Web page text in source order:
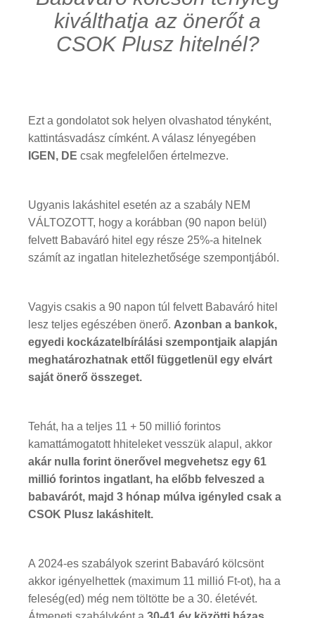
kiválthatja az önerőt a
CSOK Plusz hitelnél?
Ezt a gondolatot sok helyen olvashatod tényként,
kattintásvadász címként. A válasz lényegében
IGEN, DE csak megfelelően értelmezve.
Ugyanis lakáshitel esetén az a szabály NEM
VÁLTOZOTT, hogy a korábban (90 napon belül)
felvett Babaváró hitel egy része 25%-a hitelnek
számít az ingatlan hitelezhetősége szempontjából.
Vagyis csakis a 90 napon túl felvett Babaváró hitel
lesz teljes egészében önerő. Azonban a bankok,
egyedi kockázatelbírálási szempontjaik alapján
meghatározhatnak ettől függetlenül egy elvárt
saját önerő összeget.
Tehát, ha a teljes 11 + 50 millió forintos
kamattámogatott hhiteleket vesszük alapul, akkor
akár nulla forint önerővel megvehetsz egy 61
millió forintos ingatlant, ha előbb felveszed a
babavárót, majd 3 hónap múlva igényled csak a
CSOK Plusz lakáshitelt.
A 2024-es szabályok szerint Babaváró kölcsönt
akkor igényelhettek (maximum 11 millió Ft-ot), ha a
feleség(ed) még nem töltötte be a 30. életévét.